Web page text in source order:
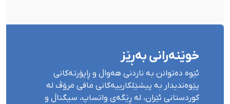
خوێنەرانی بەڕێز
ئێوە دەتوانن بە ناردنی هەواڵ و ڕاپۆرتەکانی
پێوەندیدار بە پیشێلکارییەکانی مافی مرۆڤ لە
کوردستانی ئێران، لە ڕێگەی واتساپ، سیگناڵ و